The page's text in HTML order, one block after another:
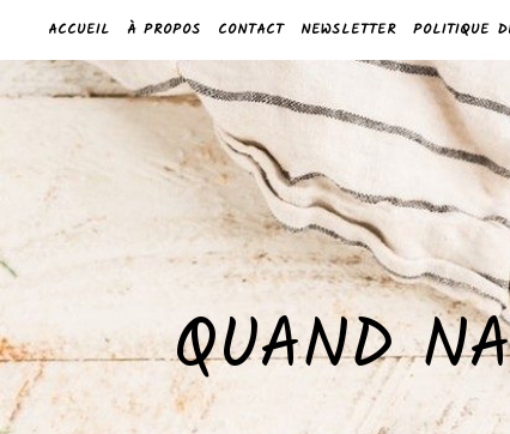
ACCUEIL À PROPOS CONTACT NEWSLETTER POLITIQUE
QUAND